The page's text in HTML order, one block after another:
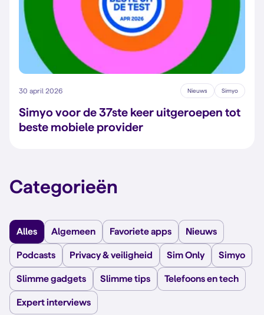
30 april 2026 Nieuws Simyo
Simyo voor de 37ste keer uitgeroepen tot
beste mobiele provider
Categorieën
Alles Algemeen Favoriete apps Nieuws
Podcasts Privacy & veiligheid Sim Only Simyo
Slimme gadgets Slimme tips Telefoons en tech
Expert interviews